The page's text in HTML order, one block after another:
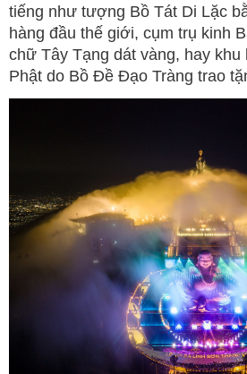
tiếng như tượng Bồ Tát Di Lặc
hàng đầu thế giới, cụm trụ kinh
chữ Tây Tạng dát vàng, hay
Phật do Bồ Đề Đạo Tràng trao